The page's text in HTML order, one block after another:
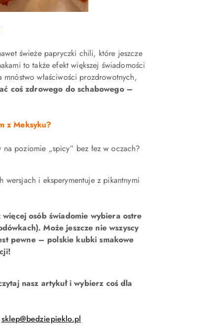
świeże papryczki chili, które jeszcze
to także efekt większej świadomości
właściwości prozdrowotnych,
coś zdrowego do schabowego –
z Meksyku?
poziomie „spicy” bez łez w oczach?
i eksperymentuje z pikantnymi
osób świadomie wybiera ostre
Może jeszcze nie wszyscy
pewne – polskie kubki smakowe
nasz artykuł i wybierz coś dla
sklep@bedziepieklo.pl